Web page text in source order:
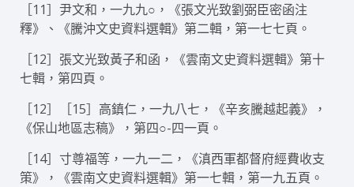
［11］尹文和，一九九○，《張文光致劉弼臣密函注
釋》、《騰沖文史資料選輯》第二輯，第一七七頁。
［12］張文光致黃子和函，《雲南文史資料選輯》第十
七輯，第四頁。
［12］［15］高鎮仁，一九八七，《辛亥騰越起義》，
《保山地區志稿》，第四○-四一頁。
［14］寸尊福等，一九一二，《滇西軍都督府經費收支
策》，《雲南文史資料選輯》第一七輯，第一九五頁。